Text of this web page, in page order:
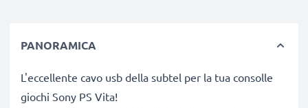
PANORAMICA
L'eccellente cavo usb della subtel per la tua consolle
giochi Sony PS Vita!